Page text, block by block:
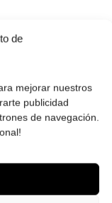
de
mejorar nuestros
publicidad
de navegación.
Pay Pal o